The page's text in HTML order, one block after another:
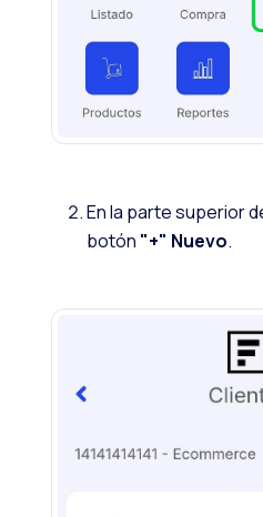
En la parte superior
botón "+" Nuevo.